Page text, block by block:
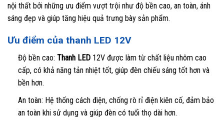
nội thất bởi những ưu điểm vượt trội như độ bền cao, an toàn, ánh
sáng đẹp và giúp tăng hiệu quả trưng bày sản phẩm.
Ưu điểm của thanh LED 12V
Độ bền cao: Thanh LED12V được làm từ chất liệu nhôm cao
cấp, có khả năng tản nhiệt tốt, giúp đèn chiếu sáng tốt hơn và
bền hơn.
An toàn: Hệ thống cách điện, chống rò rỉ điện kiên cố, đảm bảo
an toàn khi sử dụng và giúp đèn có tuổi thọ dài hơn.